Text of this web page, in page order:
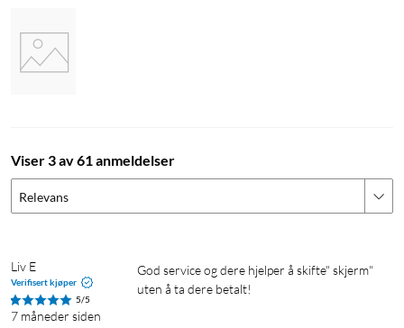
Viser 3 av 61 anmeldelser
Relevans
Liv E
Verifisert kjøper
5/5
7 måneder siden
God service og dere hjelper å skifte" skjerm"
uten å ta dere betalt!